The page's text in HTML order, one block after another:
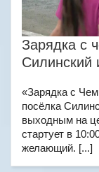
Зарядка с
Силинский
«Зарядка с
посёлка
выходным на
стартует в
желающий. [...]